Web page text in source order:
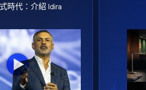
時代：介紹 Idira